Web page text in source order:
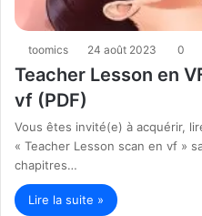
toomics 24 août 2023 0
Teacher Lesson en
vf (PDF)
Vous êtes invité(e) à acquérir,
« Teacher Lesson scan en vf »
chapitres…
Lire la suite »